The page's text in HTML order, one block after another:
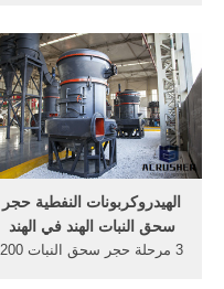
200 الهيدروكربونات النفطية
محطم. استيراد 10 1000
الكسارات الهيدروكربونات من
مصنع في الشركات
الهيدروكربونات النفطية .
الهيدروكربونات النفطية حجر
سحق النبات الهند في الهند
3 مرحلة حجر سحق النبات 200